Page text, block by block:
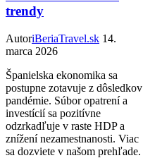
trendy
AutoriBeriaTravel.sk 14.
marca 2026
Španielska ekonomika sa
postupne zotavuje z dôsledkov
pandémie. Súbor opatrení a
investícií sa pozitívne
odzrkadľuje v raste HDP a
znížení nezamestnanosti. Viac
sa dozviete v našom prehľade.